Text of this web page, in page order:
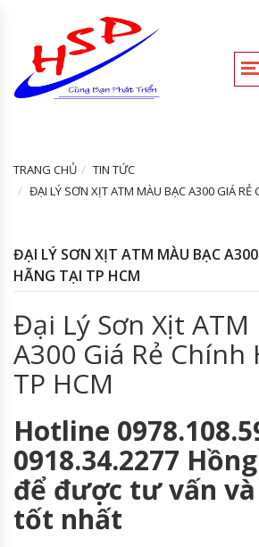
TRANG CHỦ
TIN TỨC
ĐẠI LÝ SƠN XỊT ATM MÀU BẠC A300 GIÁ RẺ
ĐẠI LÝ SƠN XỊT ATM MÀU BẠC A300
HÃNG TẠI TP HCM
Đại Lý Sơn Xịt ATM
A300 Giá Rẻ Chính
TP HCM
Hotline
0918.34.2277
để được tư vấn
tốt nhất